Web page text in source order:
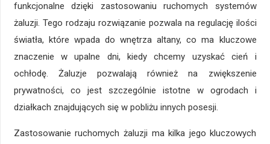
funkcjonalne dzięki zastosowaniu ruchomych systemów
żaluzji. Tego rodzaju rozwiązanie pozwala na regulację ilości
światła, które wpada do wnętrza altany, co ma kluczowe
znaczenie w upalne dni, kiedy chcemy uzyskać cień i
ochłodę. Żaluzje pozwalają również na zwiększenie
prywatności, co jest szczególnie istotne w ogrodach i
działkach znajdujących się w pobliżu innych posesji.
Zastosowanie ruchomych żaluzji ma kilka jego kluczowych